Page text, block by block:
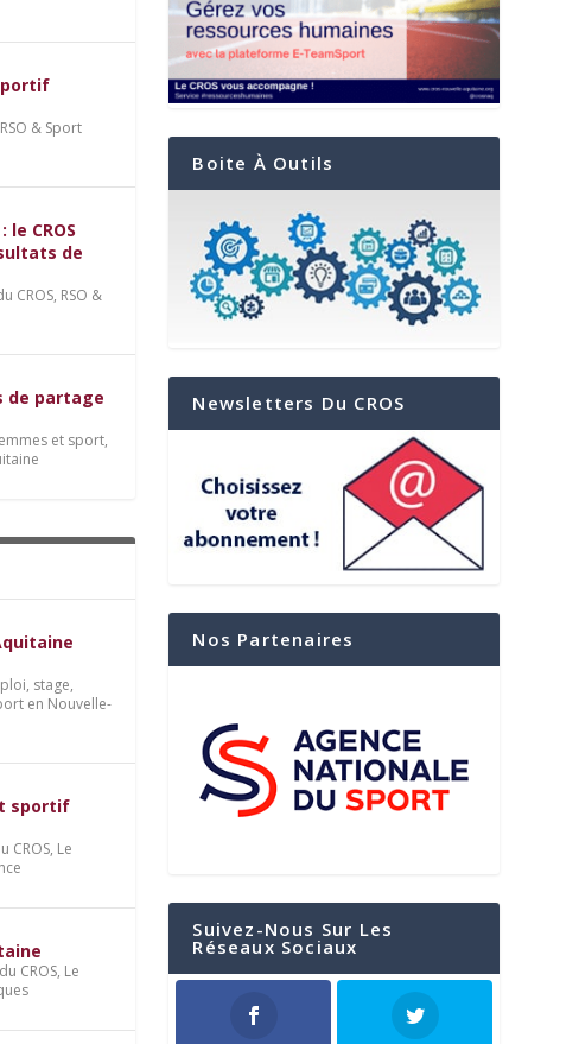
les
RSO & Sport
CROS
de
CROS, RSO &
de partage
et sport,
stage,
en Nouvelle-
sportif
CROS, Le
CROS, Le
Boite À Outils
Newsletters Du CROS
Nos Partenaires
Suivez-Nous Sur Les
Réseaux Sociaux